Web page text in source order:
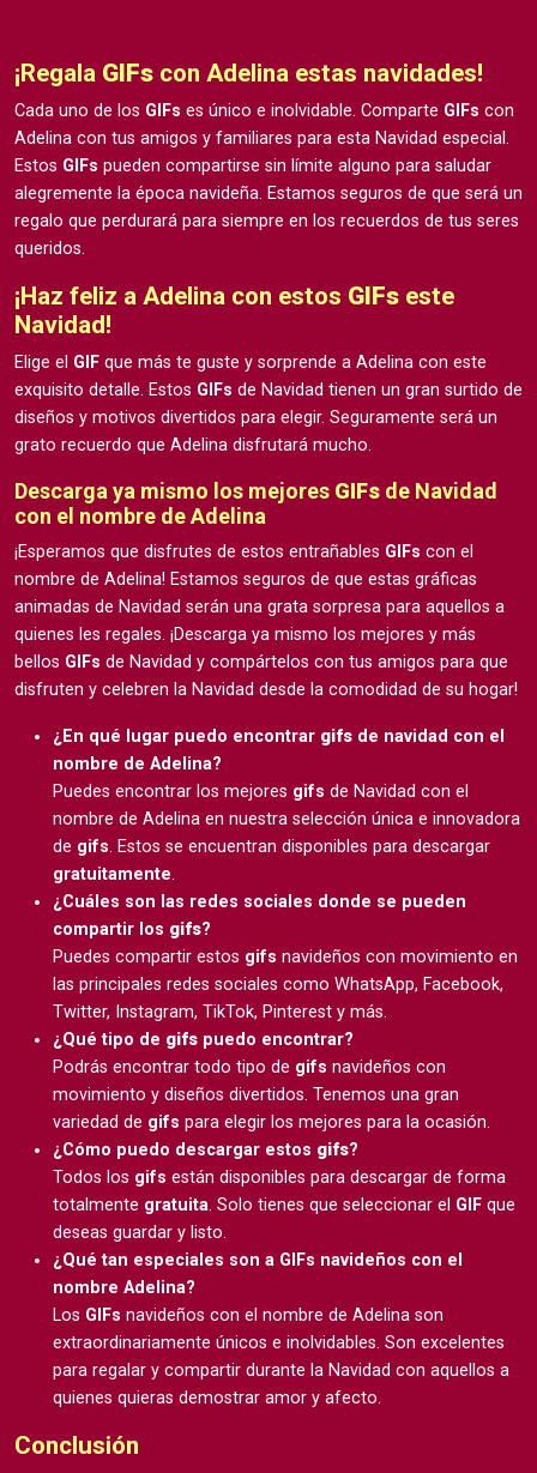
¡Regala GIFs con Adelina estas navidades!
Cada uno de los GIFs es único e inolvidable. Comparte GIFs con
Adelina con tus amigos y familiares para esta Navidad especial.
Estos GIFs pueden compartirse sin límite alguno para saludar
alegremente la época navideña. Estamos seguros de que será un
regalo que perdurará para siempre en los recuerdos de tus seres
queridos.
¡Haz feliz a Adelina con estos GIFs este
Navidad!
Elige el GIF que más te guste y sorprende a Adelina con este
exquisito detalle. Estos GIFs de Navidad tienen un gran surtido de
diseños y motivos divertidos para elegir. Seguramente será un
grato recuerdo que Adelina disfrutará mucho.
Descarga ya mismo los mejores GIFs de Navidad
con el nombre de Adelina
¡Esperamos que disfrutes de estos entrañables GIFs con el
nombre de Adelina! Estamos seguros de que estas gráficas
animadas de Navidad serán una grata sorpresa para aquellos a
quienes les regales. ¡Descarga ya mismo los mejores y más
bellos GIFs de Navidad y compártelos con tus amigos para que
disfruten y celebren la Navidad desde la comodidad de su hogar!
¿En qué lugar puedo encontrar gifs de navidad con el
nombre de Adelina?
Puedes encontrar los mejores gifs de Navidad con el
nombre de Adelina en nuestra selección única e innovadora
de gifs. Estos se encuentran disponibles para descargar
gratuitamente.
¿Cuáles son las redes sociales donde se pueden
compartir los gifs?
Puedes compartir estos gifs navideños con movimiento en
las principales redes sociales como WhatsApp, Facebook,
Twitter, Instagram, TikTok, Pinterest y más.
¿Qué tipo de gifs puedo encontrar?
Podrás encontrar todo tipo de gifs navideños con
movimiento y diseños divertidos. Tenemos una gran
variedad de gifs para elegir los mejores para la ocasión.
¿Cómo puedo descargar estos gifs?
Todos los gifs están disponibles para descargar de forma
totalmente gratuita. Solo tienes que seleccionar el GIF que
deseas guardar y listo.
¿Qué tan especiales son a GIFs navideños con el
nombre Adelina?
Los GIFs navideños con el nombre de Adelina son
extraordinariamente únicos e inolvidables. Son excelentes
para regalar y compartir durante la Navidad con aquellos a
quienes quieras demostrar amor y afecto.
Conclusión